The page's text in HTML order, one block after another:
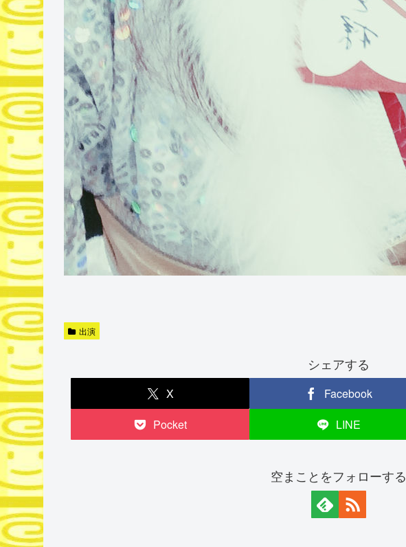
出演
シェアする
X Facebook
Pocket
LINE
空まことをフォローする